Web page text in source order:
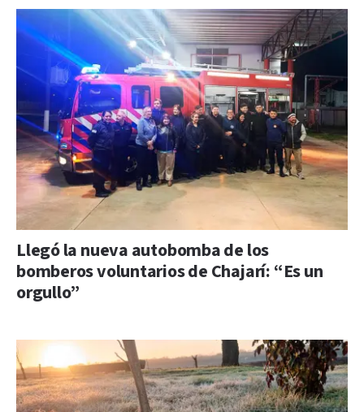
Llegó la nueva autobomba de los
bomberos voluntarios de Chajarí: “Es un
orgullo”